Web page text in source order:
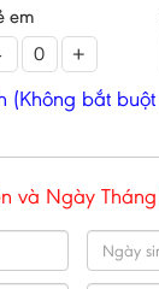
em
+
(Không bắt
và Ngày